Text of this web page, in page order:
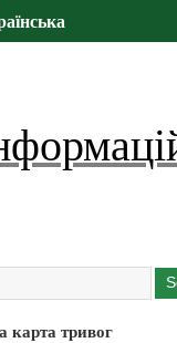
карта тривог